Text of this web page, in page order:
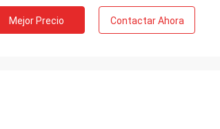
Mejor Precio Contactar Ahora